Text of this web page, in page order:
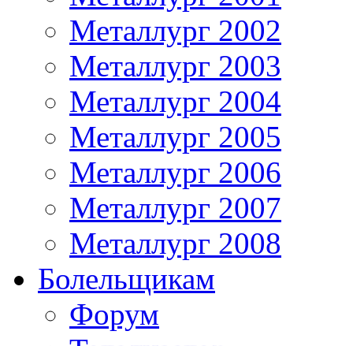
Металлург 2002
Металлург 2003
Металлург 2004
Металлург 2005
Металлург 2006
Металлург 2007
Металлург 2008
Болельщикам
Форум